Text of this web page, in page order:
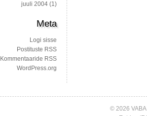
juuli 2004 (1)
Meta
Logi sisse
Postituste RSS
Kommentaaride RSS
WordPress.org
© 2026